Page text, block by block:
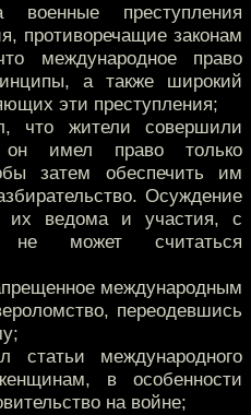
преступления
противоречащие законам
международное право
а также широкий
эти преступления;
что жители совершили
он имел право только
затем обеспечить им
Осуждение
их ведома и участия, с
не может считаться
международным
переодевшись
международного
в особенности
на войне;